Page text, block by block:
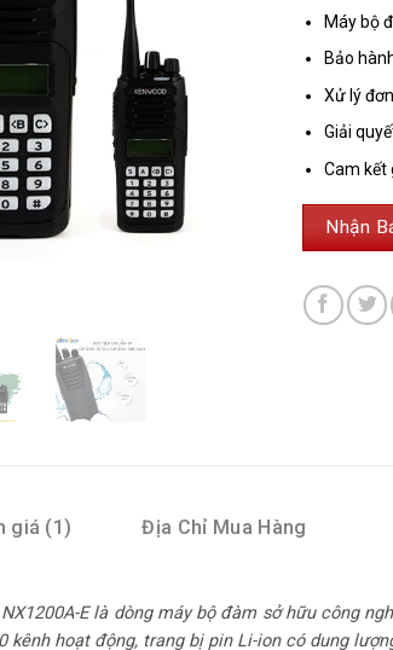
đánh giá
Máy bộ
Bảo
Xử lý
Giải
Cam kết
Nhận
giá (1) Địa Chỉ Mua Hàng
E là dòng máy bộ đàm sở hữu công
kênh hoạt động, trang bị pin Li-ion có dung